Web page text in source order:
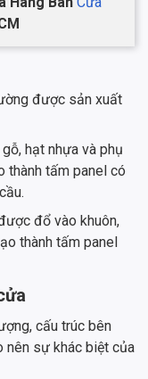
được sản xuất
hạt nhựa và phụ
thành tấm panel có
đổ vào khuôn,
thành tấm panel
cấu trúc bên
nên sự khác biệt của